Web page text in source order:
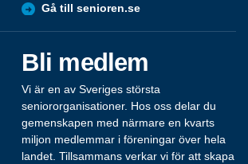
Gå till senioren.se
Bli medlem
Vi är en av Sveriges största
seniororganisationer. Hos oss delar du
gemenskapen med närmare en kvarts
miljon medlemmar i föreningar över hela
landet. Tillsammans verkar vi för att skapa